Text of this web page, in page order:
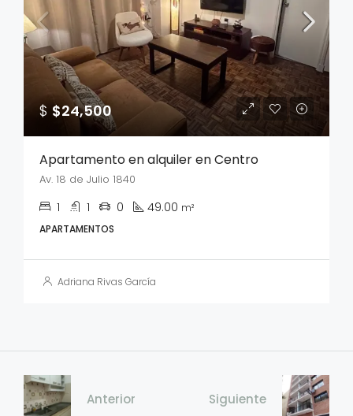
$ $24,500
Apartamento en alquiler en Centro
Av. 18 de Julio 1840
1 1 0 49.00 m²
APARTAMENTOS
Adriana Rivas García
Anterior Siguiente